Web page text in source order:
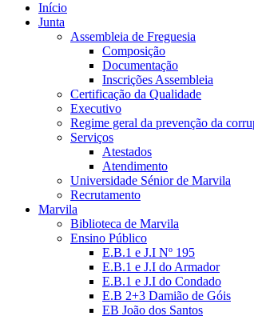
Início
Junta
Assembleia de Freguesia
Composição
Documentação
Inscrições Assembleia
Certificação da Qualidade
Executivo
Regime geral da prevenção da
Serviços
Atestados
Atendimento
Universidade Sénior de Marvila
Recrutamento
Marvila
Biblioteca de Marvila
Ensino Público
E.B.1 e J.I Nº 195
E.B.1 e J.I do Armador
E.B.1 e J.I do Condado
E.B 2+3 Damião de Góis
EB João dos Santos